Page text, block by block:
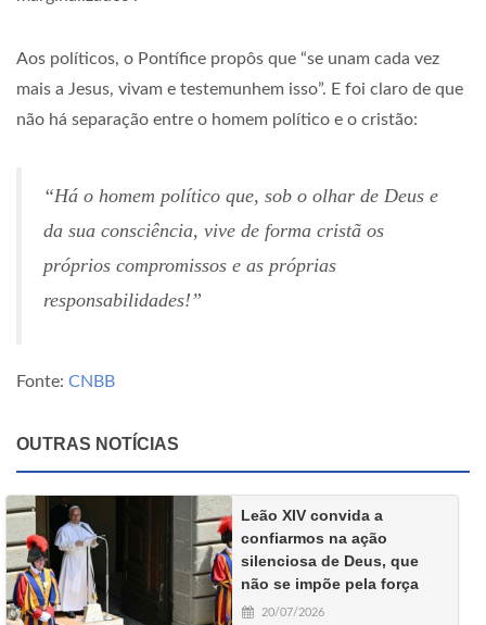
Aos políticos, o Pontífice propôs que “se unam cada vez
mais a Jesus, vivam e testemunhem isso”. E foi claro de que
não há separação entre o homem político e o cristão:
“Há o homem político que, sob o olhar de Deus e
da sua consciência, vive de forma cristã os
próprios compromissos e as próprias
responsabilidades!”
Fonte: CNBB
OUTRAS NOTÍCIAS
Leão XIV convida a
confiarmos na ação
silenciosa de Deus, que
não se impõe pela força
20/07/2026